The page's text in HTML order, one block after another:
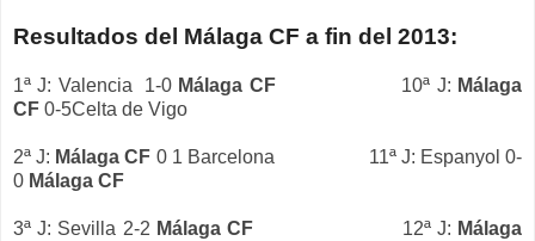
Resultados del Málaga CF a fin del 2013:
1ª J: Valencia 1-0 Málaga CF 10ª J: Málaga
CF 0-5Celta de Vigo
2ª J: Málaga CF 0 1 Barcelona 11ª J: Espanyol 0-
0 Málaga CF
3ª J: Sevilla 2-2 Málaga CF 12ª J: Málaga